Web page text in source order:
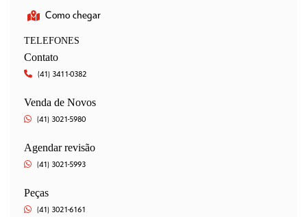
Como chegar
TELEFONES
Contato
(41) 3411-0382
Venda de Novos
(41) 3021-5980
Agendar revisão
(41) 3021-5993
Peças
(41) 3021-6161